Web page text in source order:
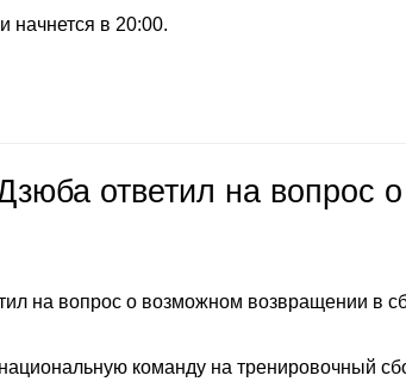
начнется в 20:00.
ответил на вопрос о
на вопрос о возможном возвращении в
команду на тренировочный